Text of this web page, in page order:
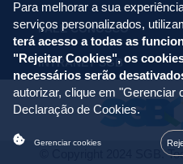
FALE CONOSCO
INTRANET SGB
© Copyright 2024 SGB.
Para melhorar a sua
serviços personalizados,
terá acesso a todas as
"Rejeitar Cookies", os
necessários serão
autorizar, clique em "Gerenciar
Declaração de Cookies.
Gerenciar cookies